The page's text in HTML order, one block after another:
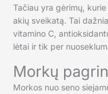
Tačiau yra gėrimų,
akių sveikatą. Tai
vitamino C,
lėtai ir tik per
Morkų
Morkos nuo seno